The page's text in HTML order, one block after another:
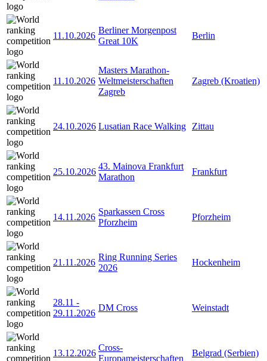
11.10.2026
Berliner Morgenpost
Great 10K
Berlin
11.10.2026
Masters Marathon-
Weltmeisterschaften
Zagreb
Zagreb (Kroatien)
24.10.2026 Lusatian Race Walking Zittau
25.10.2026
43. Mainova Frankfurt
Marathon
Frankfurt
14.11.2026
Sparkassen Cross
Pforzheim
Pforzheim
21.11.2026
Ring Running Series
2026
Hockenheim
28.11 -
29.11.2026
DM Cross Weinstadt
13.12.2026
Cross-
Europameisterschaften
Belgrad (Serbien)